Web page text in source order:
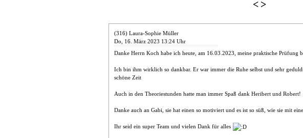
< >
(316) Laura-Sophie Müller
Do, 16. März 2023 13:24 Uhr
Danke Herrn Koch habe ich heute, am 16.03.2023, meine praktische Prüfung
Ich bin ihm wirklich so dankbar. Er war immer die Ruhe selbst und sehr
schöne Zeit
Auch in den Theoriestunden hatte man immer Spaß dank Heribert und Robert!
Danke auch an Gabi, sie hat einen so motiviert und es ist so süß, wie sie mit
Ihr seid ein super Team und vielen Dank für alles